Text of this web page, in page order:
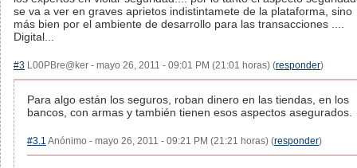
se va a ver en graves aprietos indistintamete de la plataforma, sino
más bien por el ambiente de desarrollo para las transacciones ....
Digital...
#3 L00PBre@ker - mayo 26, 2011 - 09:01 PM (21:01 horas) (responder)
Para algo están los seguros, roban dinero en las tiendas, en los
bancos, con armas y también tienen esos aspectos asegurados.
#3.1 Anónimo - mayo 26, 2011 - 09:21 PM (21:21 horas) (responder)